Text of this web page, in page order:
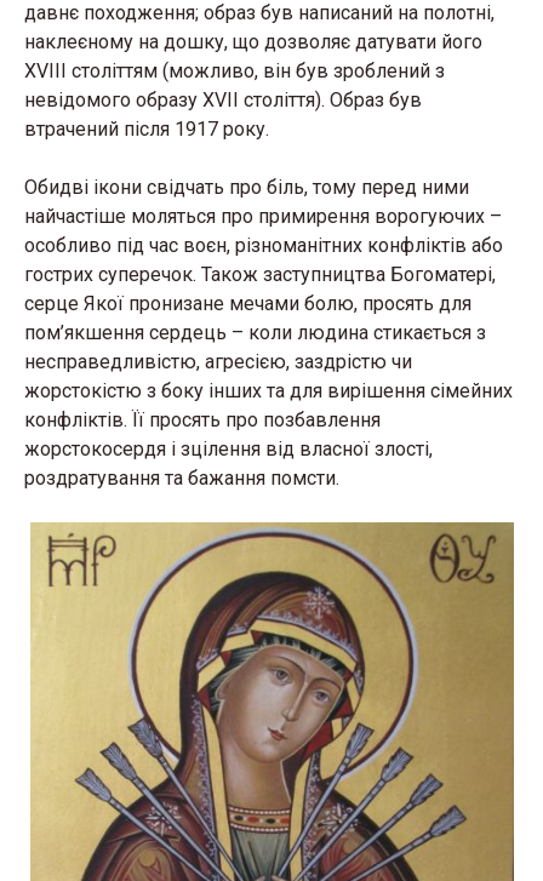
давнє походження; образ був написаний на полотні,
наклеєному на дошку, що дозволяє датувати його
XVIII століттям (можливо, він був зроблений з
невідомого образу XVII століття). Образ був
втрачений після 1917 року.
Обидві ікони свідчать про біль, тому перед ними
найчастіше моляться про примирення ворогуючих –
особливо під час воєн, різноманітних конфліктів або
гострих суперечок. Також заступництва Богоматері,
серце Якої пронизане мечами болю, просять для
пом’якшення сердець – коли людина стикається з
несправедливістю, агресією, заздрістю чи
жорстокістю з боку інших та для вирішення сімейних
конфліктів. Її просять про позбавлення
жорстокосердя і зцілення від власної злості,
роздратування та бажання помсти.